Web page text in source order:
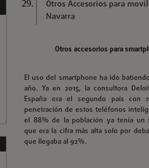
Otros Accesorios para
Navarra
Otros accesorios para
El uso del smartphone ha ido
año. Ya en 2015, la consultora
España era el segundo país con
penetración de estos teléfonos
el 88% de la población ya tenía un
que era la cifra más alta solo por
que llegaba al 92%.